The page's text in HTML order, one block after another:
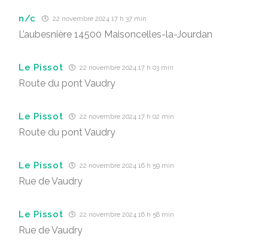
n/c 22 novembre 2024 17 h 37 min
L’aubesnière 14500 Maisoncelles-la-Jourdan
Le Pissot 22 novembre 2024 17 h 03 min
Route du pont Vaudry
Le Pissot 22 novembre 2024 17 h 02 min
Route du pont Vaudry
Le Pissot 22 novembre 2024 16 h 59 min
Rue de Vaudry
Le Pissot 22 novembre 2024 16 h 58 min
Rue de Vaudry